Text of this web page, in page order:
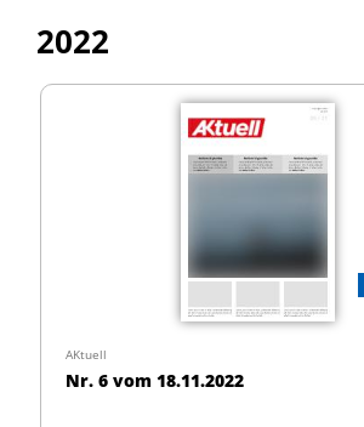
2022
AKtuell
Nr. 6 vom 18.11.2022